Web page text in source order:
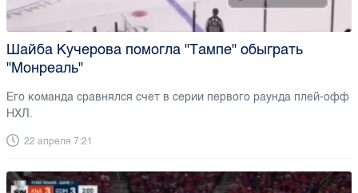
Шайба Кучерова помогла "Тампе" обыграть
"Монреаль"
Его команда сравнялся счет в серии первого раунда плей-офф
НХЛ.
22 апреля 7:21